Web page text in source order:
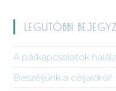
LEGUTÓBBI
A párkapcsolatok halála
Beszéljünk a céljaidról!